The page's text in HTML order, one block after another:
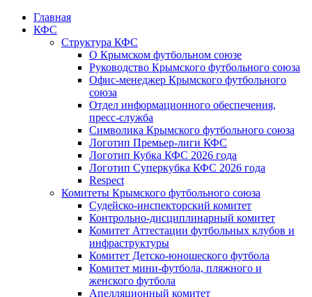
Главная
КФС
Структура КФС
О Крымском футбольном союзе
Руководство Крымского футбольного союза
Офис-менеджер Крымского футбольного
союза
Отдел информационного обеспечения,
пресс-служба
Символика Крымского футбольного союза
Логотип Премьер-лиги КФС
Логотип Кубка КФС 2026 года
Логотип Суперкубка КФС 2026 года
Respect
Комитеты Крымского футбольного союза
Судейско-инспекторский комитет
Контрольно-дисциплинарный комитет
Комитет Аттестации футбольных клубов и
инфраструктуры
Комитет Детско-юношеского футбола
Комитет мини-футбола, пляжного и
женского футбола
Апелляционный комитет